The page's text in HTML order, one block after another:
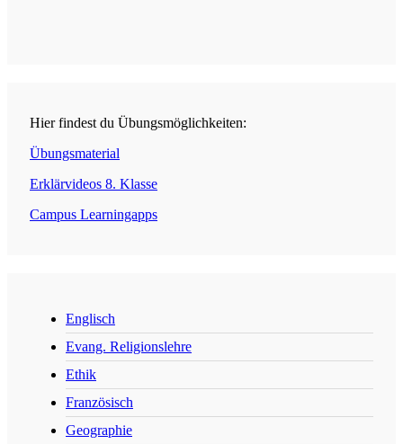
Hier findest du Übungsmöglichkeiten:
Übungsmaterial
Erklärvideos 8. Klasse
Campus Learningapps
Englisch
Evang. Religionslehre
Ethik
Französisch
Geographie